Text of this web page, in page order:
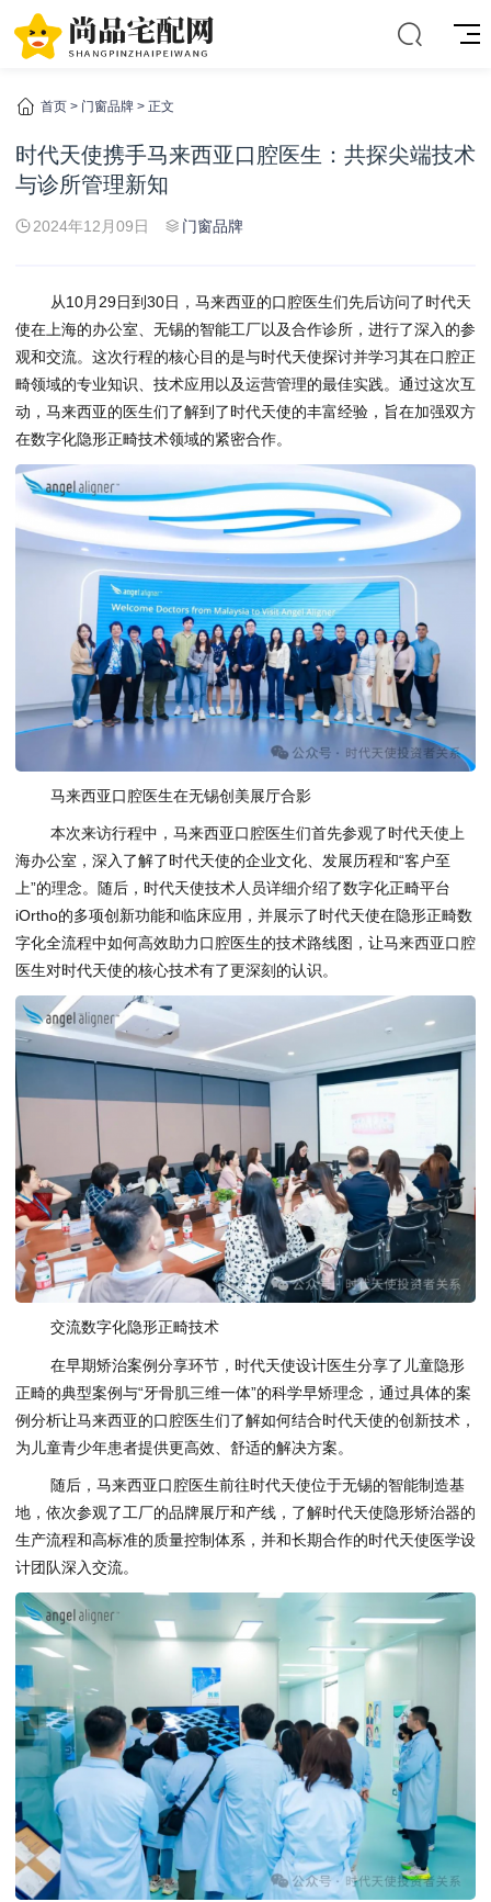
首页 > 门窗品牌 > 正文
时代天使携手马来西亚口腔医生：共探尖端技术
与诊所管理新知
2024年12月09日 门窗品牌
从10月29日到30日，马来西亚的口腔医生们先后访问了时代天
使在上海的办公室、无锡的智能工厂以及合作诊所，进行了深入的参
观和交流。这次行程的核心目的是与时代天使探讨并学习其在口腔正
畸领域的专业知识、技术应用以及运营管理的最佳实践。通过这次互
动，马来西亚的医生们了解到了时代天使的丰富经验，旨在加强双方
在数字化隐形正畸技术领域的紧密合作。
马来西亚口腔医生在无锡创美展厅合影
本次来访行程中，马来西亚口腔医生们首先参观了时代天使上
海办公室，深入了解了时代天使的企业文化、发展历程和“客户至
上”的理念。随后，时代天使技术人员详细介绍了数字化正畸平台
iOrtho的多项创新功能和临床应用，并展示了时代天使在隐形正畸数
字化全流程中如何高效助力口腔医生的技术路线图，让马来西亚口腔
医生对时代天使的核心技术有了更深刻的认识。
交流数字化隐形正畸技术
在早期矫治案例分享环节，时代天使设计医生分享了儿童隐形
正畸的典型案例与“牙骨肌三维一体”的科学早矫理念，通过具体的案
例分析让马来西亚的口腔医生们了解如何结合时代天使的创新技术，
为儿童青少年患者提供更高效、舒适的解决方案。
随后，马来西亚口腔医生前往时代天使位于无锡的智能制造基
地，依次参观了工厂的品牌展厅和产线，了解时代天使隐形矫治器的
生产流程和高标准的质量控制体系，并和长期合作的时代天使医学设
计团队深入交流。